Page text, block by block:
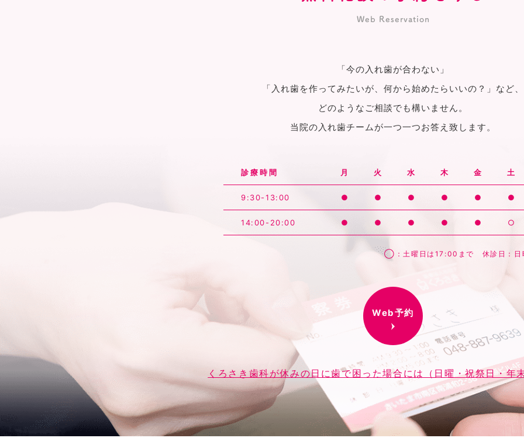
Web Reservation
「今の入れ歯が合わない」
「入れ歯を作ってみたいが、何から始めたらいいの？」など、
どのようなご相談でも構いません。
当院の入れ歯チームが一つ一つお答え致します。
診療時間 月 火 水 木 金 土
9:30-13:00 ● ● ● ● ● ●
14:00-20:00 ● ● ● ● ● ○
◯：土曜日は17:00まで 休診日：日
Web予約
くろさき歯科が休みの日に歯で困った場合には（日曜・祝祭日・年